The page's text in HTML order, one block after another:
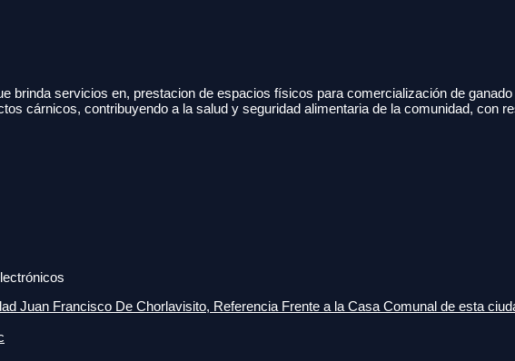
brinda servicios en, prestacion de espacios físicos para comercialización de
cárnicos, contribuyendo a la salud y seguridad alimentaria de la comunidad, con
Juan Francisco De Chorlavisito, Referencia Frente a la Casa Comunal de esta